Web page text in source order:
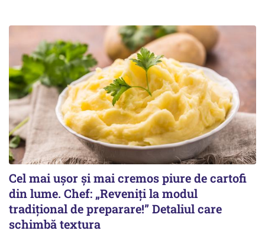
Cel mai ușor și mai cremos piure de cartofi
din lume. Chef: „Reveniți la modul
tradițional de preparare!” Detaliul care
schimbă textura